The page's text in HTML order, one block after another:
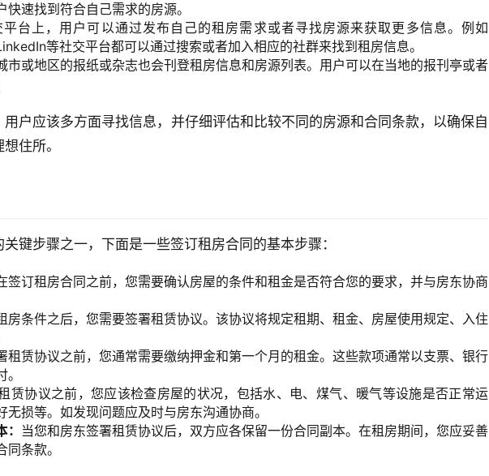
速找到符合自己需求的房源。
平台上，用户可以通过发布自己的租房需求或者寻找房源来获取更多信息。例如
等社交平台都可以通过搜索或者加入相应的社群来找到租房信息。
市或地区的报纸或杂志也会刊登租房信息和房源列表。用户可以在当地的报刊亭或者
户应该多方面寻找信息，并仔细评估和比较不同的房源和合同条款，以确保自
住所。
键步骤之一，下面是一些签订租房合同的基本步骤：
签订租房合同之前，您需要确认房屋的条件和租金是否符合您的要求，并与房东协商
房条件之后，您需要签署租赁协议。该协议将规定租期、租金、房屋使用规定、入住
租赁协议之前，您通常需要缴纳押金和第一个月的租金。这些款项通常以支票、银行
赁协议之前，您应该检查房屋的状况，包括水、电、煤气、暖气等设施是否正常运
损等。如发现问题应及时与房东沟通协商。
当您和房东签署租赁协议后，双方应各保留一份合同副本。在租房期间，您应妥善
条款。